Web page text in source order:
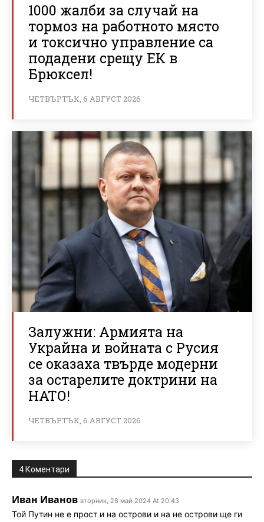
1000 жалби за случай на
тормоз на работното място
и токсично управление са
подадени срещу ЕК в
Брюксел!
ЧЕТВЪРТЪК, 6 АВГУСТ 2026
Залужни: Армията на
Украйна и войната с Русия
се оказаха твърде модерни
за остарелите доктрини на
НАТО!
ЧЕТВЪРТЪК, 6 АВГУСТ 2026
4 Коментари
Иван Иванов вторник, 28 май 2024 At 20:43
Той Путин не е прост и на острови и на не острови ще ги